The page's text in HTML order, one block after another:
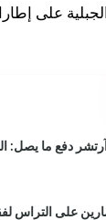
على
آرتشر دفع ما يصل: